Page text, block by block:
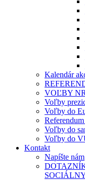
Kalendár
VOĽBY
Voľby
Voľby do
Voľby do
Voľby do
Kontakt
Napíšte nám